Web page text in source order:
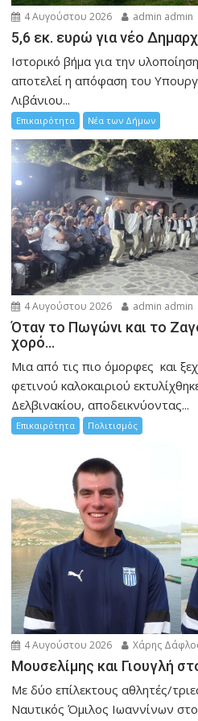
4 Αυγούστου 2026 admin admin
5,6 εκ. ευρώ για νέο
Ιστορικό βήμα για την
αποτελεί η απόφαση του
Λιβάνιου...
Επικαιρότητα Νέα των Δήμων
4 Αυγούστου 2026 admin admin
Όταν το Πωγώνι και το
χορό…
Μια από τις πιο όμορφες και
φετινού καλοκαιριού
Δελβινακίου, αποδεικνύοντας...
Επικαιρότητα Πολιτισμός
4 Αυγούστου 2026 Χάρης
Μουσελίμης και Γιουγλή
Mε δύο επίλεκτους αθλητές/
Ναυτικός Όμιλος Ιωαννίνων